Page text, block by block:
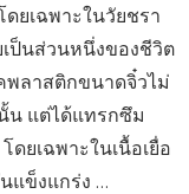
ยเฉพาะในวัยชรา
ป็นส่วนหนึ่งของชีวิต
พลาสติกขนาดจิ๋วไม่
น แต่ได้แทรกซึม
ดยเฉพาะในเนื้อเยื่อ
แข็งแกร่ง …